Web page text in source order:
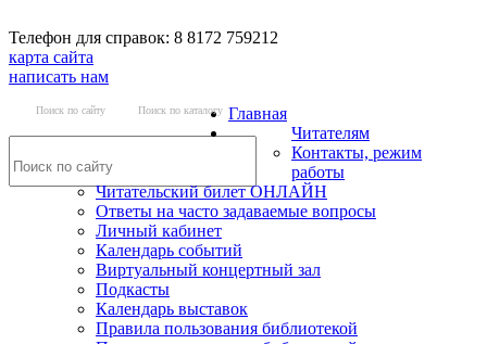
Телефон для справок: 8 8172 759212
карта сайта
написать нам
Поиск по сайту Поиск по каталогу Главная
Читателям
Контакты, режим
работы
Читательский билет ОНЛАЙН
Ответы на часто задаваемые вопросы
Личный кабинет
Календарь событий
Виртуальный концертный зал
Подкасты
Календарь выставок
Правила пользования библиотекой